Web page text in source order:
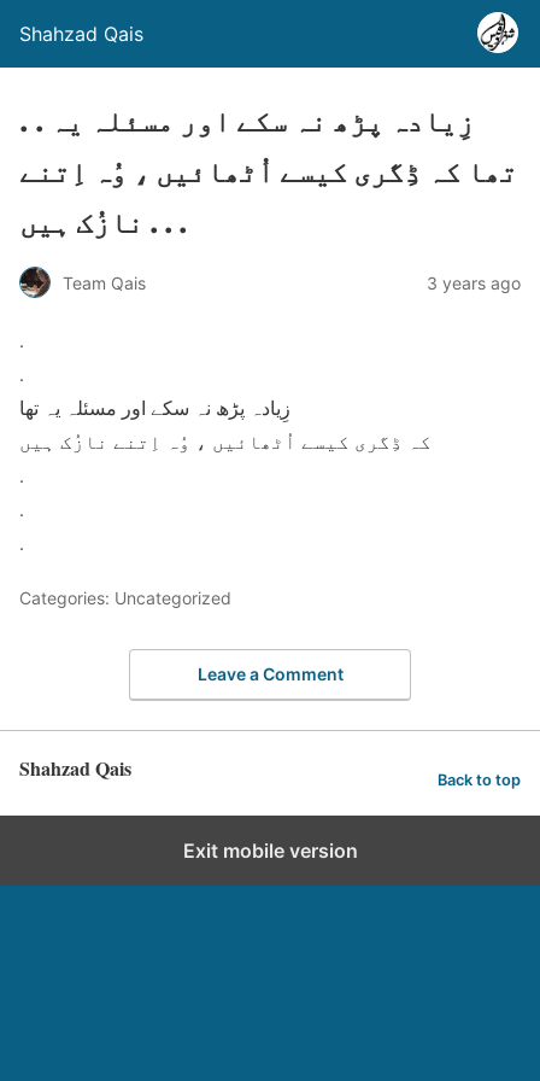
Shahzad Qais
. . زِیادہ پڑھ نہ سکے اور مسئلہ یہ
تھا کہ ڈِگری کیسے اُٹھائیں ، وُہ اِتنے
نازُک ہیں . . .
Team Qais 3 years ago
.
.
زِیادہ پڑھ نہ سکے اور مسئلہ یہ تھا
کہ ڈِگری کیسے اُٹھائیں ، وُہ اِتنے نازُک ہیں
.
.
.
Categories: Uncategorized
Leave a Comment
Shahzad Qais Back to top
Exit mobile version